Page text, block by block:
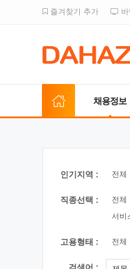
즐겨찾기 추가
채용정보
인기지역 : 전체
직종선택 : 전체
서비
고용형태 : 전체